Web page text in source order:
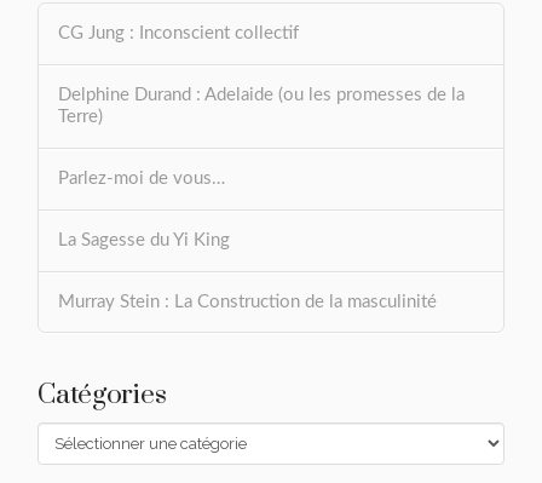
CG Jung : Inconscient collectif
Delphine Durand : Adelaide (ou les promesses de la
Terre)
Parlez-moi de vous…
La Sagesse du Yi King
Murray Stein : La Construction de la masculinité
Catégories
Catégories